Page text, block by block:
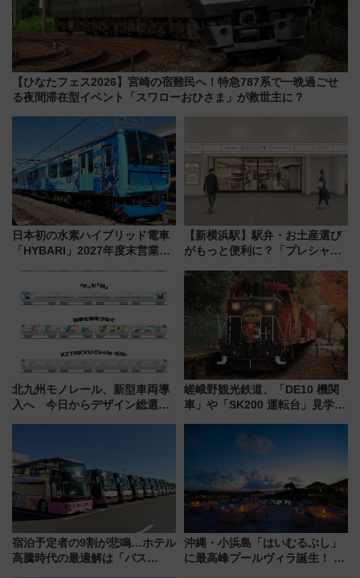
【ひなたフェス2026】宮崎の宿難民へ！特急787系で一晩過ごせ
る夜間滞在型イベント「スワローおひさま」が救世主に？
日本初の水素ハイブリッド電車
「HYBARI」2027年度末営業運
で水素利活用が加速
【新横浜駅】駅弁・お土産選び
がもっと便利に？「プレシャス
ン 場所や営業時間・限定弁当
を紹介
北九州モノレール、新型車両導
入へ 今日からデザイン総選挙
嵯峨野観光鉄道、「DE10 機関
車」や「SK200 運転台」見学ツ
トの一環で激レア体験できちゃ
宿泊予定者の9割が悲鳴…ホテル
高騰時代の最適解は「バス
沖縄・小浜島「はいむるぶし」
に最高峰プールヴィラ誕生！ 石